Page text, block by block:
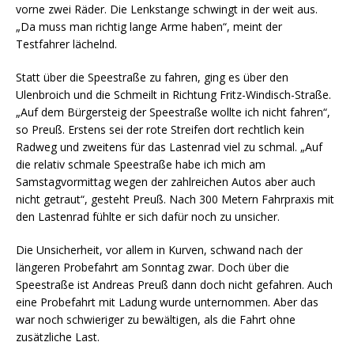
vorne zwei Räder. Die Lenkstange schwingt in der weit aus.
„Da muss man richtig lange Arme haben“, meint der
Testfahrer lächelnd.
Statt über die Speestraße zu fahren, ging es über den
Ulenbroich und die Schmeilt in Richtung Fritz-Windisch-Straße.
„Auf dem Bürgersteig der Speestraße wollte ich nicht fahren“,
so Preuß. Erstens sei der rote Streifen dort rechtlich kein
Radweg und zweitens für das Lastenrad viel zu schmal. „Auf
die relativ schmale Speestraße habe ich mich am
Samstagvormittag wegen der zahlreichen Autos aber auch
nicht getraut“, gesteht Preuß. Nach 300 Metern Fahrpraxis mit
den Lastenrad fühlte er sich dafür noch zu unsicher.
Die Unsicherheit, vor allem in Kurven, schwand nach der
längeren Probefahrt am Sonntag zwar. Doch über die
Speestraße ist Andreas Preuß dann doch nicht gefahren. Auch
eine Probefahrt mit Ladung wurde unternommen. Aber das
war noch schwieriger zu bewältigen, als die Fahrt ohne
zusätzliche Last.